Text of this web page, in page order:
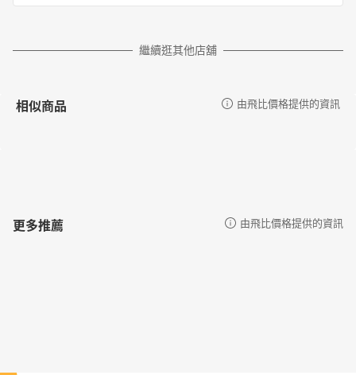
繼續逛其他店舖
相似商品 由飛比價格提供的資訊
更多推薦 由飛比價格提供的資訊